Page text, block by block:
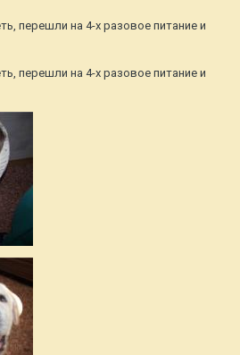
перешли на 4-х разовое питание и
перешли на 4-х разовое питание и